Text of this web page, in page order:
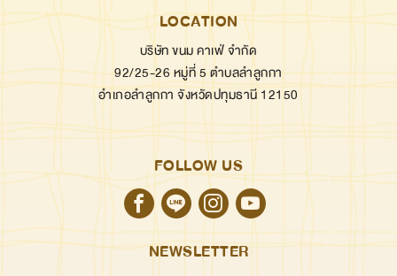
LOCATION
บริษัท ขนม คาเฟ่ จำกัด
92/25-26 หมู่ที่ 5 ตำบลลำลูกกา
อำเภอลำลูกกา จังหวัดปทุมธานี 12150
FOLLOW US
NEWSLETTER